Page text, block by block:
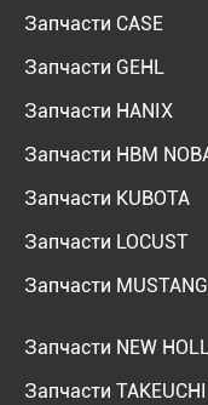
Запчасти CASE
Запчасти GEHL
Запчасти HANIX
Запчасти HBM
Запчасти KUBOTA
Запчасти LOCUST
Запчасти MUSTANG
Запчасти NEW
Запчасти TAKEUCHI